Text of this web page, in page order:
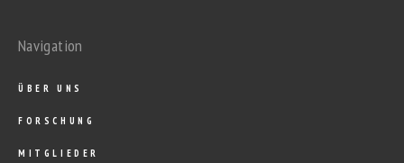
Navigation
ÜBER UNS
FORSCHUNG
MITGLIEDER